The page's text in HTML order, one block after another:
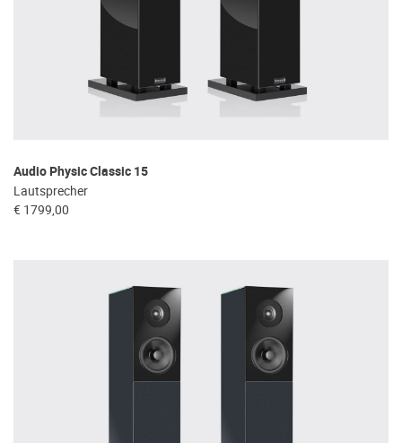
Audio Physic Classic 15
Lautsprecher
€ 1799,00